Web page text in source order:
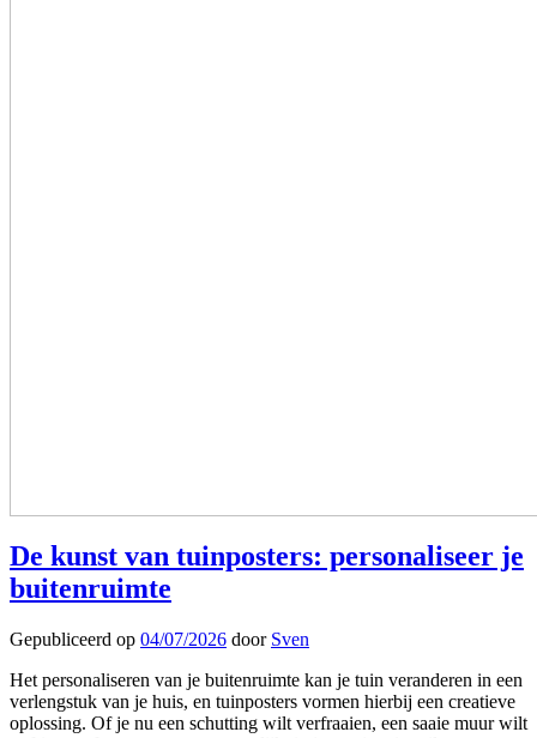
De kunst van tuinposters: personaliseer je
buitenruimte
Gepubliceerd op 04/07/2026 door Sven
Het personaliseren van je buitenruimte kan je tuin veranderen in een
verlengstuk van je huis, en tuinposters vormen hierbij een creatieve
oplossing. Of je nu een schutting wilt verfraaien, een saaie muur wilt